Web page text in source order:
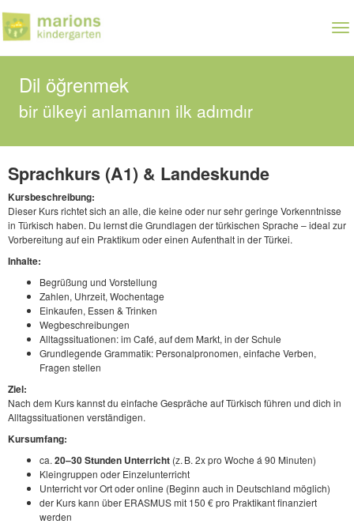
to
main
Dil öğrenmek
bir ülkeyi anlamanın ilk adımdır
Sprachkurs (A1) & Landeskunde
Kursbeschreibung:
Dieser Kurs richtet sich an alle, die keine oder nur sehr geringe Vorkenntnisse
in Türkisch haben. Du lernst die Grundlagen der türkischen Sprache – ideal zur
Vorbereitung auf ein Praktikum oder einen Aufenthalt in der Türkei.
Inhalte:
Begrüßung und Vorstellung
Zahlen, Uhrzeit, Wochentage
Einkaufen, Essen & Trinken
Wegbeschreibungen
Alltagssituationen: im Café, auf dem Markt, in der Schule
Grundlegende Grammatik: Personalpronomen, einfache Verben,
Fragen stellen
Ziel:
Nach dem Kurs kannst du einfache Gespräche auf Türkisch führen und dich in
Alltagssituationen verständigen.
Kursumfang:
ca. 20–30 Stunden Unterricht (z. B. 2x pro Woche á 90 Minuten)
Kleingruppen oder Einzelunterricht
Unterricht vor Ort oder online (Beginn auch in Deutschland möglich)
der Kurs kann über ERASMUS mit 150 € pro Praktikant finanziert
werden